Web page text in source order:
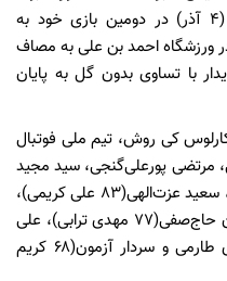
از ساعت ۱۳:۳۰ دقیقه امروز جمعه (۴ آذر) در دومین بازی خود به
در ورزشگاه احمد بن علی به مصاف
با تساوی بدون گل به پایان
کی روش، تیم ملی فوتبال
مرتضی پورعلی‌گنجی، سید مجید
حسینی، رامین رضائیان، میلاد محمدی، سعید عزت‌الهی(۸۳ علی کریمی)،
احمد نورالهی(۷۸ روزبه چشمی)، احسان حاج‌صفی(۷۷ مهدی ترابی)، علی
قلی‌زاده(۷۷ علیرضا جهانبخش)، مهدی طارمی و سردار آزمون(۶۸ کریم